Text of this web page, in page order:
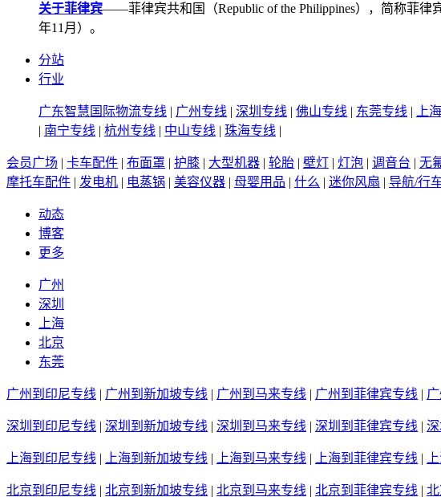
关于菲律宾——菲律宾共和国（Republic of the Philippines），简称菲律
年11月）。
分站
行业
广东智慧国际物流专线 | 广州专线 | 深圳专线 | 佛山专线 | 东莞专线 | 上
| 南宁专线 | 杭州专线 | 中山专线 | 珠海专线 |
会员广场 | 卡车配件 | 布面罩 | 护膝 | 大型机器 | 轮胎 | 壁灯 | 灯泡 | 调音台 | 无
摩托车配件 | 发电机 | 电蒸锅 | 美容仪器 | 母婴用品 | 什么 | 迷你风扇 | 导航/行
动态
博客
更多
广州
深圳
上海
北京
东莞
广州到印尼专线 | 广州到新加坡专线 | 广州到马来专线 | 广州到菲律宾专线 |
深圳到印尼专线 | 深圳到新加坡专线 | 深圳到马来专线 | 深圳到菲律宾专线 |
上海到印尼专线 | 上海到新加坡专线 | 上海到马来专线 | 上海到菲律宾专线 |
北京到印尼专线 | 北京到新加坡专线 | 北京到马来专线 | 北京到菲律宾专线 |